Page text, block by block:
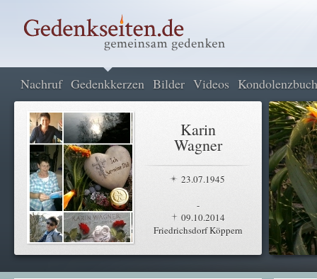
Nachruf Gedenkkerzen Bilder Videos Kondolenzbuch
Karin
Wagner
23.07.1945
-
09.10.2014
Friedrichsdorf Köppern